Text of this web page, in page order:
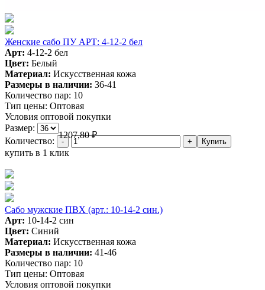
Женские сабо ПУ АРТ: 4-12-2 бел
Арт: 4-12-2 бел
Цвет: Белый
Материал: Искусственная кожа
Размеры в наличии: 36-41
Количество пар: 10
Тип цены: Оптовая
Условия оптовой покупки
Размер:
1207,80₽
Количество:
купить в 1 клик
Сабо мужские ПВХ (арт.: 10-14-2 син.)
Арт: 10-14-2 син
Цвет: Синий
Материал: Искусственная кожа
Размеры в наличии: 41-46
Количество пар: 10
Тип цены: Оптовая
Условия оптовой покупки